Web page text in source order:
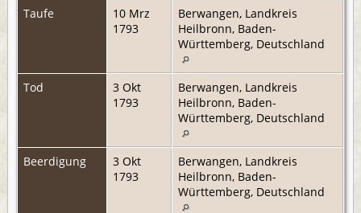
Taufe
10 Mrz
1793
Berwangen, Landkreis
Heilbronn, Baden-
Württemberg, Deutschland
Tod
3 Okt
1793
Berwangen, Landkreis
Heilbronn, Baden-
Württemberg, Deutschland
Beerdigung
3 Okt
1793
Berwangen, Landkreis
Heilbronn, Baden-
Württemberg, Deutschland